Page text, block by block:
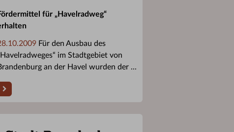
für „Havelradweg“
Für den Ausbau des
im Stadtgebiet von
an der Havel wurden der ...